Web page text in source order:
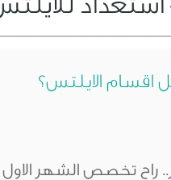
الايلتس؟
تخصص الشهر الاول